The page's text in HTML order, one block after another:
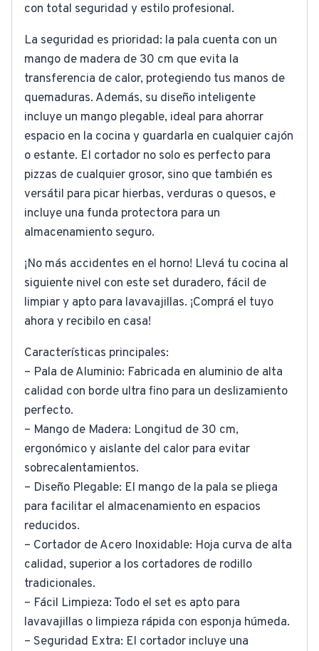
con total seguridad y estilo profesional.
La seguridad es prioridad: la pala cuenta con un
mango de madera de 30 cm que evita la
transferencia de calor, protegiendo tus manos de
quemaduras. Además, su diseño inteligente
incluye un mango plegable, ideal para ahorrar
espacio en la cocina y guardarla en cualquier cajón
o estante. El cortador no solo es perfecto para
pizzas de cualquier grosor, sino que también es
versátil para picar hierbas, verduras o quesos, e
incluye una funda protectora para un
almacenamiento seguro.
¡No más accidentes en el horno! Llevá tu cocina al
siguiente nivel con este set duradero, fácil de
limpiar y apto para lavavajillas. ¡Comprá el tuyo
ahora y recibilo en casa!
Características principales:
– Pala de Aluminio: Fabricada en aluminio de alta
calidad con borde ultra fino para un deslizamiento
perfecto.
– Mango de Madera: Longitud de 30 cm,
ergonómico y aislante del calor para evitar
sobrecalentamientos.
– Diseño Plegable: El mango de la pala se pliega
para facilitar el almacenamiento en espacios
reducidos.
– Cortador de Acero Inoxidable: Hoja curva de alta
calidad, superior a los cortadores de rodillo
tradicionales.
– Fácil Limpieza: Todo el set es apto para
lavavajillas o limpieza rápida con esponja húmeda.
– Seguridad Extra: El cortador incluye una